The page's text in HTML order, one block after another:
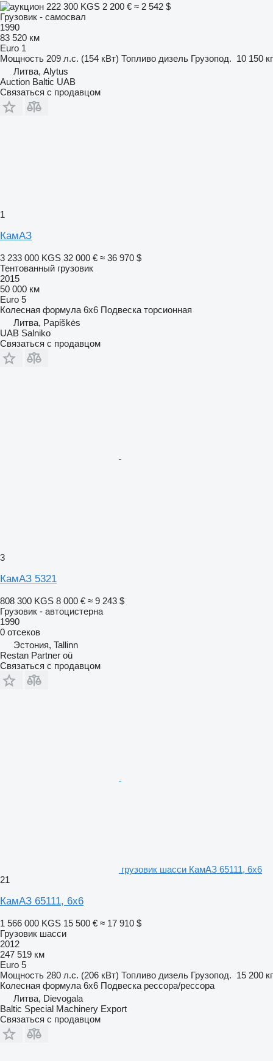
222 300 KGS 2 200 € ≈ 2 542 $
Грузовик - самосвал
1990
83 520 км
Euro 1
Мощность 209 л.с. (154 кВт) Топливо дизель Грузопод. 10 150 кг
Литва, Alytus
Auction Baltic UAB
Связаться с продавцом
1
КамАЗ
3 233 000 KGS 32 000 € ≈ 36 970 $
Тентованный грузовик
2015
50 000 км
Euro 5
Колесная формула 6x6 Подвеска торсионная
Литва, Papiškės
UAB Salniko
Связаться с продавцом
3
КамАЗ 5321
808 300 KGS 8 000 € ≈ 9 243 $
Грузовик - автоцистерна
1990
0 отсеков
Эстония, Tallinn
Restan Partner oü
Связаться с продавцом
грузовик шасси КамАЗ 65111, 6x6
21
КамАЗ 65111, 6x6
1 566 000 KGS 15 500 € ≈ 17 910 $
Грузовик шасси
2012
247 519 км
Euro 5
Мощность 280 л.с. (206 кВт) Топливо дизель Грузопод. 15 200 кг
Колесная формула 6x6 Подвеска рессора/рессора
Литва, Dievogala
Baltic Special Machinery Export
Связаться с продавцом